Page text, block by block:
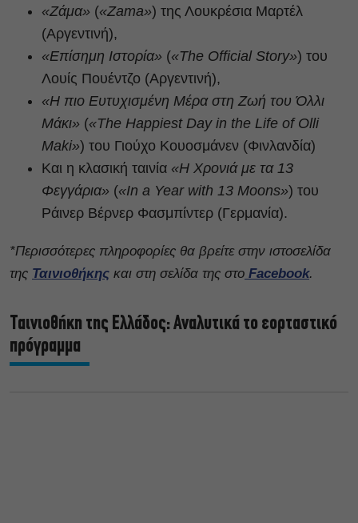
«Ζάμα» («Zama») της Λουκρέσια Μαρτέλ
(Αργεντινή),
«Επίσημη Ιστορία» («The Official Story») του
Λουίς Πουέντζο (Αργεντινή),
«Η πιο Ευτυχισμένη Μέρα στη Ζωή του Όλλι
Μάκι» («The Happiest Day in the Life of Olli
Maki») του Γιούχο Κουοσμάνεν (Φινλανδία)
Και η κλασική ταινία «Η Χρονιά με τα 13
Φεγγάρια» («In a Year with 13 Moons») του
Ράινερ Βέρνερ Φασμπίντερ (Γερμανία).
*Περισσότερες πληροφορίες θα βρείτε στην ιστοσελίδα
της Ταινιοθήκης και στη σελίδα της στο Facebook.
Ταινιοθήκη της Ελλάδος: Αναλυτικά το εορταστικό
πρόγραμμα